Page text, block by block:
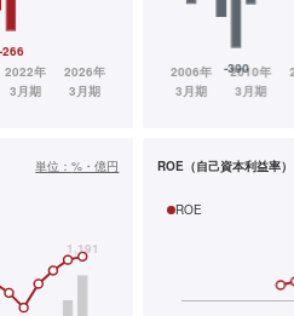
単位：%・億円 ROE（自己資本利益率）
ROE